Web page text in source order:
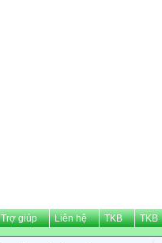
Trợ giúp Liên hệ TKB TKB